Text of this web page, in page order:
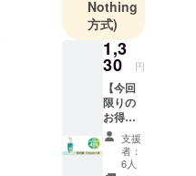
「杉」！
「杉」のチ
カラでヘル
スケアの新
時代を創造
します。応
援よろしく
お願いいた
Nothing
方式)
1,3
30 円
【今回
限りの
お得な
早割】
・杉の
支援
者：
6人